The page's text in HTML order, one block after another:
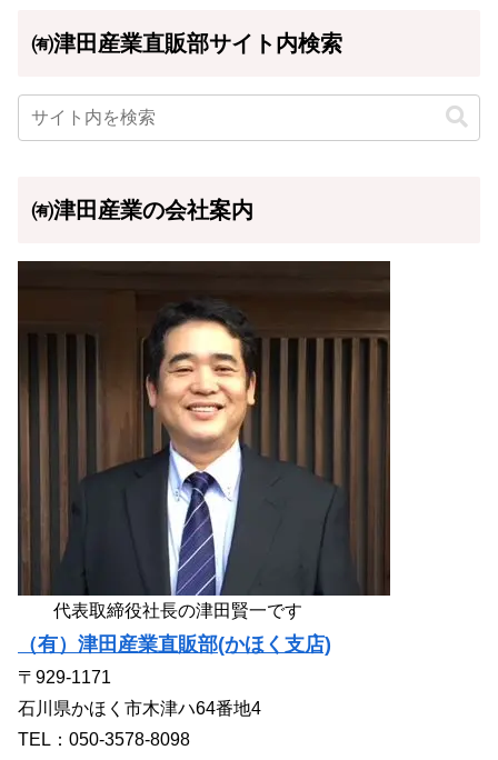
㈲津田産業直販部サイト内検索
㈲津田産業の会社案内
代表取締役社長の津田賢一です
（有）津田産業直販部(かほく支店)
〒929-1171
石川県かほく市木津ハ64番地4
TEL：050-3578-8098